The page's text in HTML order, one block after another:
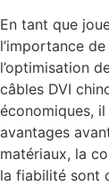
En tant que
l’importance
l’optimisation
câbles DVI
économiques,
avantages
matériaux, la
la fiabilité sont